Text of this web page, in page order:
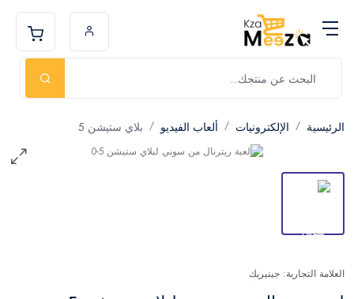
الرئيسية الإلكترونيات ألعاب الفيديو بلاي ستيشن 5
العلامة التجارية: جينيريك